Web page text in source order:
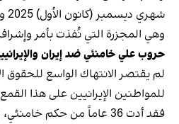
وهي المجزرة التي نُفذت بأمر
حروب علي خامنئي ضد إيران
لم يقتصر الانتهاك الواسع للحقوق
للمواطنين الإيرانيين على هذا
فقد أدت 36 عاماً من حكم